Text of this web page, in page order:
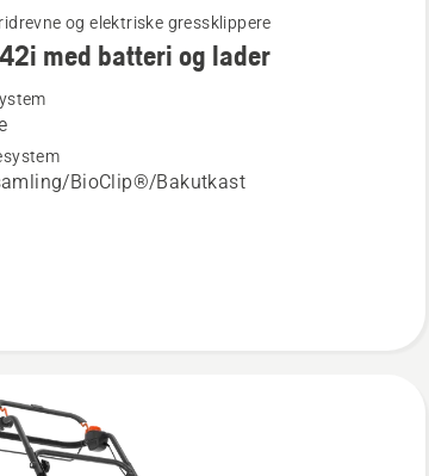
og elektriske gressklippere
med batteri og lader
BioClip®/Bakutkast